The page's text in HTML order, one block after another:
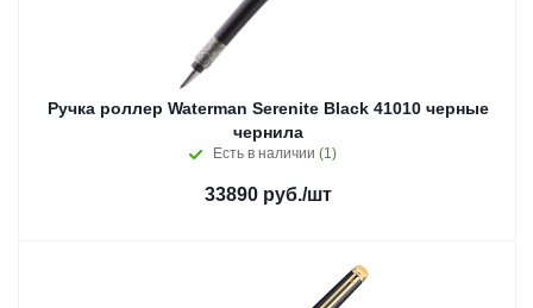
Ручка роллер Waterman Serenite Black 41010 черные
чернила
Есть в наличии (1)
33890руб./шт